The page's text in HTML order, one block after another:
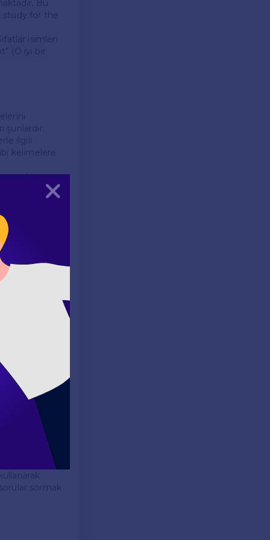
Bu
study for the
isimleri
(O iyi bir
ilgili
kelimelere
üzerinde
hem de sözlü
ifadeler
doğru
göz
önce
dikkatlice
yeni
verdiği
sormak
Kapat